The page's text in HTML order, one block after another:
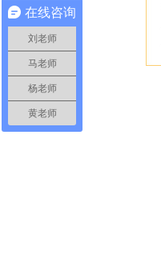
在线咨询
刘老师
马老师
杨老师
黄老师